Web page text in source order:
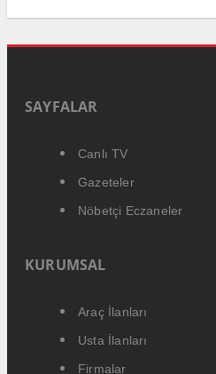
SAYFALAR
Canlı TV
Gazeteler
Nöbetçi Eczaneler
KURUMSAL
Araç İlanları
Usta İlanları
Firmalar